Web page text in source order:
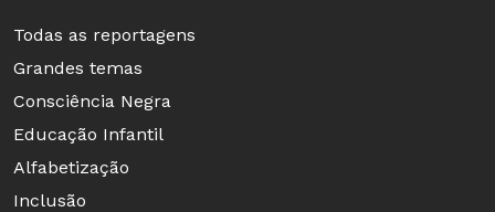
Todas as reportagens
Grandes temas
Consciência Negra
Educação Infantil
Alfabetização
Inclusão